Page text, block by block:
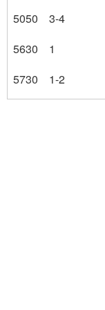
5050
3-4
5630
1
5730
1-2